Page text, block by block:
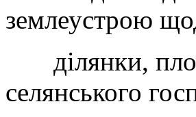
землеустрою
ділянки,
селянського